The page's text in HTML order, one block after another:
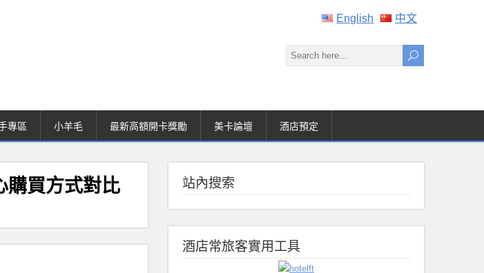
English 中文
專區 小羊毛 最新高額開卡獎勵 美卡論壇 酒店預定
購買方式對比 站內搜索
酒店常旅客實用工具